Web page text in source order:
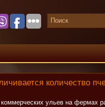
количество
коммерческих ульев на фермах